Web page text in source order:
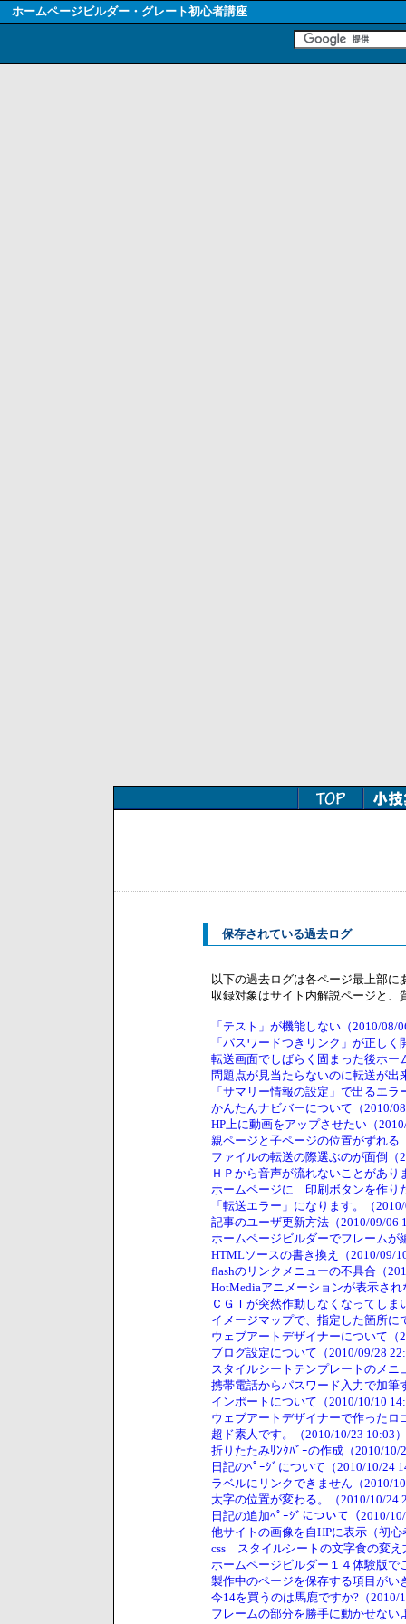
ホームページビルダー・グレート初心者講座
保存されている過去ログ
以下の過去ログは各ページ最上部
収録対象はサイト内解説ページと
「テスト」が機能しない（2010/08/
「パスワードつきリンク」が正し
転送画面でしばらく固まった後ホー
問題点が見当たらないのに転送が出
「サマリー情報の設定」で出るエラ
かんたんナビバーについて（2010/
HP上に動画をアップさせたい（
親ページと子ページの位置がずれる
ファイルの転送の際選ぶのが面倒（
ＨＰから音声が流れないことがあり
ホームページに 印刷ボタンを作り
「転送エラー」になります。（
記事のユーザ更新方法（2010/09/06
ホームページビルダーでフレームが
HTMLソースの書き換え（2010/09/
flashのリンクメニューの不具合（
HotMediaアニメーションが表示さ
ＣＧＩが突然作動しなくなってしま
イメージマップで、指定した箇所に
ウェブアートデザイナーについて（
ブログ設定について（2010/09/28
スタイルシートテンプレートのメニ
携帯電話からパスワード入力で加筆
インポートについて（2010/10/10
ウェブアートデザイナーで作ったロ
超ド素人です。（2010/10/23 10:03）
折りたたみﾘﾝｸﾊﾞｰの作成（2010/10/
日記のﾍﾟｰｼﾞについて（2010/10/24
ラベルにリンクできません（2010/
太字の位置が変わる。（2010/10/24
日記の追加ﾍﾟｰｼﾞについて（2010/
他サイトの画像を自HPに表示（初
css スタイルシートの文字食の変え
ホームページビルダー１４体験版で
製作中のページを保存する項目がい
今14を買うのは馬鹿ですか?（2010/
フレームの部分を勝手に動かせない